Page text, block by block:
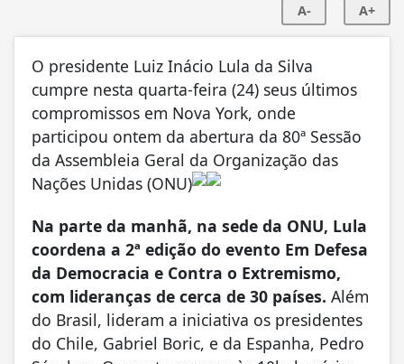
A- A+
O presidente Luiz Inácio Lula da Silva
cumpre nesta quarta-feira (24) seus últimos
compromissos em Nova York, onde
participou ontem da abertura da 80ª Sessão
da Assembleia Geral da Organização das
Nações Unidas (ONU)
Na parte da manhã, na sede da ONU, Lula
coordena a 2ª edição do evento Em Defesa
da Democracia e Contra o Extremismo,
com lideranças de cerca de 30 países. Além
do Brasil, lideram a iniciativa os presidentes
do Chile, Gabriel Boric, e da Espanha, Pedro